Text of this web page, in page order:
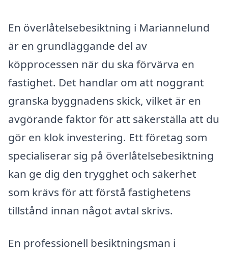
En överlåtelsebesiktning i Mariannelund
är en grundläggande del av
köpprocessen när du ska förvärva en
fastighet. Det handlar om att noggrant
granska byggnadens skick, vilket är en
avgörande faktor för att säkerställa att du
gör en klok investering. Ett företag som
specialiserar sig på överlåtelsebesiktning
kan ge dig den trygghet och säkerhet
som krävs för att förstå fastighetens
tillstånd innan något avtal skrivs.
En professionell besiktningsman i